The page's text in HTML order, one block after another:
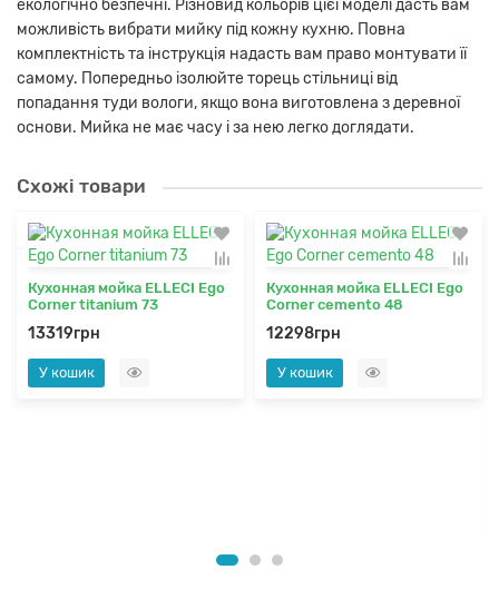
екологічно безпечні. Різновид кольорів цієї моделі дасть вам
можливість вибрати мийку під кожну кухню. Повна
комплектність та інструкція надасть вам право монтувати її
самому. Попередньо ізолюйте торець стільниці від
попадання туди вологи, якщо вона виготовлена з деревної
основи. Мийка не має часу і за нею легко доглядати.
Схожі товари
Кухонная мойка ELLECI Ego
Corner titanium 73
13319грн
У кошик
Кухонная мойка ELLECI Ego
Corner cemento 48
12298грн
У кошик